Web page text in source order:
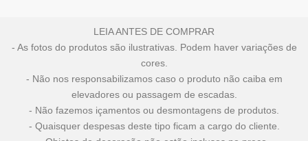
LEIA ANTES DE COMPRAR
- As fotos do produtos são ilustrativas. Podem haver variações de
cores.
- Não nos responsabilizamos caso o produto não caiba em
elevadores ou passagem de escadas.
- Não fazemos içamentos ou desmontagens de produtos.
- Quaisquer despesas deste tipo ficam a cargo do cliente.